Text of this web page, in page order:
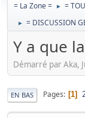
= La Zone = ► =
► = DISCUSSION
Y a que
Démarré par Aka,
EN BAS Pages 1